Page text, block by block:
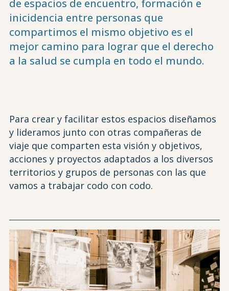
de espacios de encuentro, formación e
inicidencia entre personas que
compartimos el mismo objetivo es el
mejor camino para lograr que el derecho
a la salud se cumpla en todo el mundo.
Para crear y facilitar estos espacios diseñamos
y lideramos junto con otras compañeras de
viaje que comparten esta visión y objetivos,
acciones y proyectos adaptados a los diversos
territorios y grupos de personas con las que
vamos a trabajar codo con codo.